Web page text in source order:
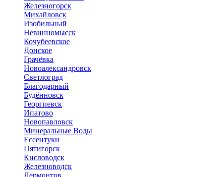
Железногорск
Михайловск
Изобильный
Невинномысск
Кочубеевское
Донское
Грачёвка
Новоалександровск
Светлоград
Благодарный
Будённовск
Георгиевск
Ипатово
Новопавловск
Минеральные Воды
Ессентуки
Пятигорск
Кисловодск
Железноводск
Лермонтов